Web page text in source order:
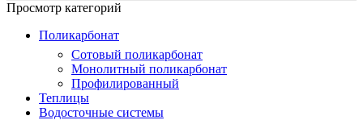
Просмотр категорий
Поликарбонат
Сотовый поликарбонат
Монолитный поликарбонат
Профилированный
Теплицы
Водосточные системы